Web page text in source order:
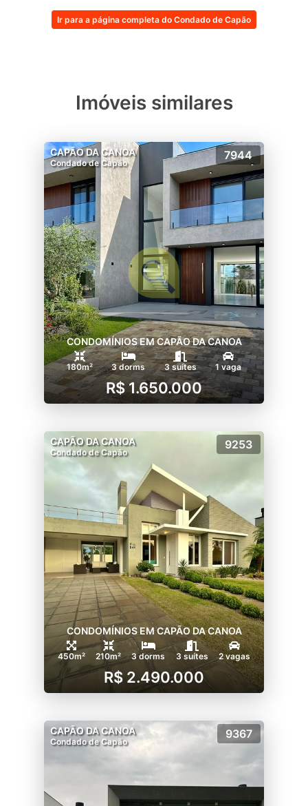
Ir para a página completa do Condado de Capão
Imóveis similares
CAPÃO DA CANOA
Condado de Capão
7944
CONDOMÍNIOS EM CAPÃO DA CANOA
180m² 3 dorms 3 suítes 1 vaga
R$ 1.650.000
CAPÃO DA CANOA
Condado de Capão
9253
CONDOMÍNIOS EM CAPÃO DA CANOA
450m² 210m² 3 dorms 3 suítes 2 vagas
R$ 2.490.000
CAPÃO DA CANOA
Condado de Capão
9367